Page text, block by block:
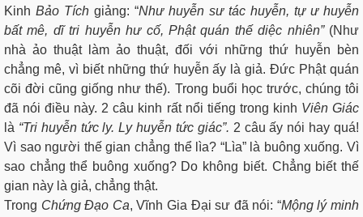
Kinh Bảo Tích giảng: “Như huyễn sư tác huyễn, tự ư huyễn
bất mê, dĩ tri huyễn hư cố, Phật quán thế diệc nhiên” (Như
nhà ảo thuật làm ảo thuật, đối với những thứ huyễn bèn
chẳng mê, vì biết những thứ huyễn ấy là giả. Đức Phật quán
cõi đời cũng giống như thế). Trong buổi học trước, chúng tôi
đã nói điều này. 2 câu kinh rất nổi tiếng trong kinh Viên Giác
là “Tri huyễn tức ly. Ly huyễn tức giác”. 2 câu ấy nói hay quá!
Vì sao người thế gian chẳng thể lìa? “Lìa” là buông xuống. Vì
sao chẳng thể buông xuống? Do không biết. Chẳng biết thế
gian này là giả, chẳng thật.
Trong Chứng Đạo Ca, Vĩnh Gia Đại sư đã nói: “Mộng lý minh